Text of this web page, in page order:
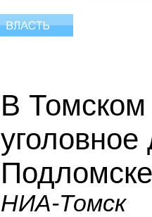
В Томском
Подломске
НИА-Томск